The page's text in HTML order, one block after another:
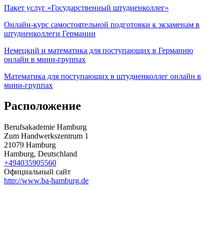
Пакет услуг «Государственный штудиенколлег»
Онлайн-курс самостоятельной подготовки к экзаменам в
штудиенколлеги Германии
Немецкий и математика для поступающих в Германию
онлайн в мини-группах
Математика для поступающих в штудиенколлег онлайн в
мини-группах
Расположение
Berufsakademie Hamburg
Zum Handwerkszentrum 1
21079 Hamburg
Hamburg, Deutschland
+494035905560
Официальный сайт
http://www.ba-hamburg.de